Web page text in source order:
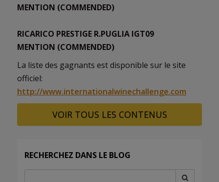
MENTION (COMMENDED)
RICARICO PRESTIGE R.PUGLIA IGT09
MENTION (COMMENDED)
La liste des gagnants est disponible sur le site
officiel:
http://www.internationalwinechallenge.com
VOIR TOUS LES CONTENUS
RECHERCHEZ DANS LE BLOG